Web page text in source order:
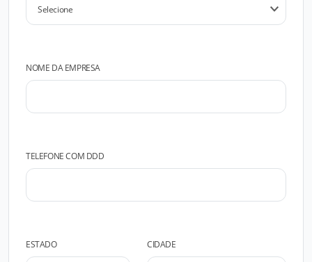
NOME DA EMPRESA
TELEFONE COM DDD
ESTADO CIDADE